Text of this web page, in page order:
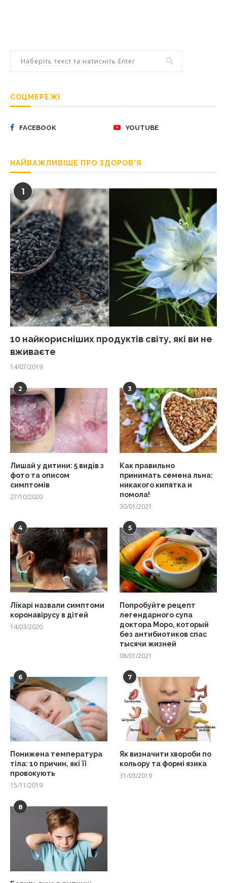
СОЦМЕРЕЖІ
FACEBOOK YOUTUBE
НАЙВАЖЛИВІШЕ ПРО ЗДОРОВ’Я
1
10 найкорисніших продуктів світу, які ви не
вживаєте
14/07/2019
2
Лишай у дитини: 5 видів з
фото та описом
симптомів
27/10/2020
3
Как правильно
принимать семена льна:
никакого кипятка и
помола!
30/01/2021
4
Лікарі назвали симптоми
коронавірусу в дітей
14/03/2020
5
Попробуйте рецепт
легендарного супа
доктора Моро, который
без антибиотиков спас
тысячи жизней
08/01/2021
6
Понижена температура
тіла: 10 причин, які її
провокують
15/11/2019
7
Як визначити хвороби по
кольору та формі язика
31/03/2019
8